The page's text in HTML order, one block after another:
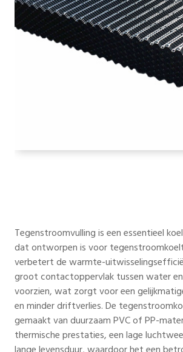
Tegenstroomvulling is een essentieel
dat ontworpen is voor
verbetert de warmte-
groot contactoppervlak tussen water
voorzien, wat zorgt voor een
en minder driftverlies. De
gemaakt van duurzaam PVC of PP-
thermische prestaties, een lage